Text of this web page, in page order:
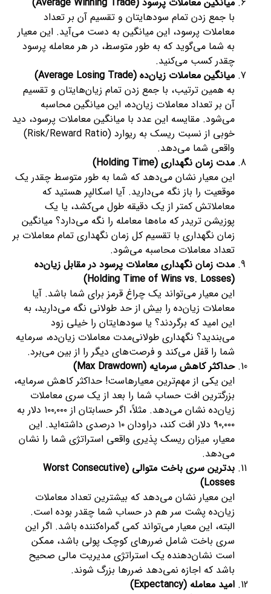
با جمع زدن تمام سودهایتان و تقسیم آن بر تعداد
معاملات پرسود، این میانگین به دست می‌آید. این معیار
به شما می‌گوید که به طور متوسط، در هر معامله پرسود
چقدر کسب می‌کنید.
میانگین معاملات زیان‌ده (Average Losing Trade)
به همین ترتیب، با جمع زدن تمام زیان‌هایتان و تقسیم
آن بر تعداد معاملات زیان‌ده، این میانگین محاسبه
می‌شود. مقایسه این عدد با میانگین معاملات پرسود، دید
خوبی از نسبت ریسک به ریوارد (Risk/Reward Ratio)
واقعی شما می‌دهد.
مدت زمان نگهداری (Holding Time)
این معیار نشان می‌دهد که شما به طور متوسط چقدر یک
موقعیت را باز نگه می‌دارید. آیا اسکالپر هستید که
معاملاتش کمتر از یک دقیقه طول می‌کشد، یا یک
پوزیشن تریدر که ماه‌ها معامله را نگه می‌دارد؟ میانگین
زمان نگهداری با تقسیم کل زمان نگهداری تمام معاملات بر
تعداد معاملات محاسبه می‌شود.
مدت زمان نگهداری معاملات پرسود در مقابل زیان‌ده
(Holding Time of Wins vs. Losses)
این معیار می‌تواند یک چراغ قرمز برای شما باشد. آیا
معاملات زیان‌ده را بیش از حد طولانی نگه می‌دارید، به
این امید که برگردند؟ یا سودهایتان را خیلی زود
می‌بندید؟ نگهداری طولانی‌مدت معاملات زیان‌ده، سرمایه
شما را قفل می‌کند و فرصت‌های دیگر را از بین می‌برد.
حداکثر کاهش سرمایه (Max Drawdown)
این یکی از مهم‌ترین معیارهاست! حداکثر کاهش سرمایه،
بزرگترین افت حساب شما را بعد از یک سری معاملات
زیان‌ده نشان می‌دهد. مثلاً، اگر حسابتان از ۱۰۰,۰۰۰ دلار به
۹۰,۰۰۰ دلار افت کند، دراودان ۱۰ درصدی داشته‌اید. این
معیار، میزان ریسک پذیری واقعی استراتژی شما را نشان
می‌دهد.
بدترین سری باخت متوالی (Worst Consecutive
Losses)
این معیار نشان می‌دهد که بیشترین تعداد معاملات
زیان‌ده پشت سر هم در حساب شما چقدر بوده است.
البته، این معیار می‌تواند کمی گمراه‌کننده باشد. اگر این
سری باخت شامل ضررهای کوچک پولی باشد، ممکن
است نشان‌دهنده یک استراتژی مدیریت مالی صحیح
باشد که اجازه نمی‌دهد ضررها بزرگ شوند.
امید معامله (Expectancy)